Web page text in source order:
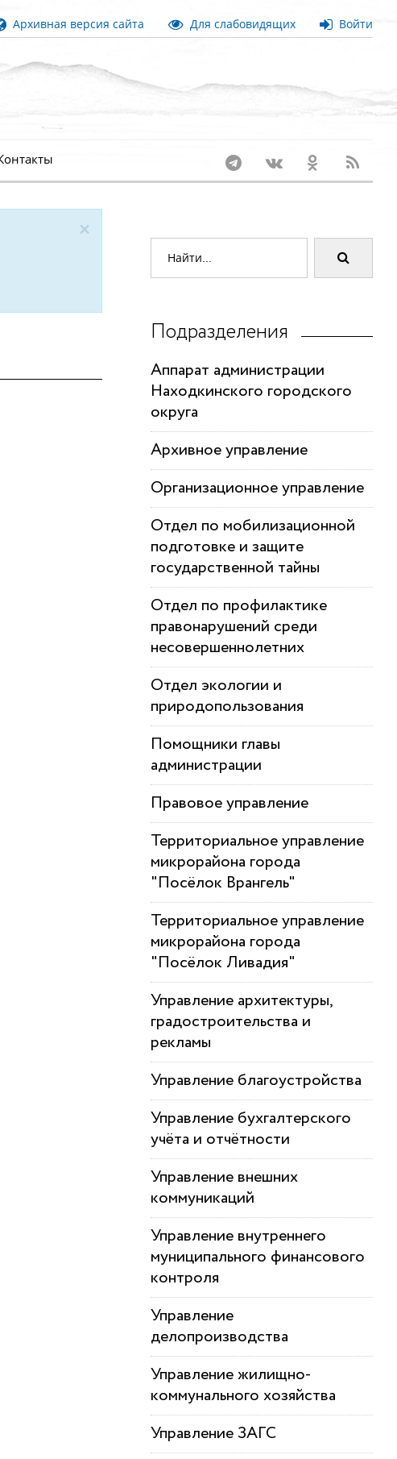
Архивная версия сайта Для слабовидящих Войти
×
Подразделения
Аппарат администрации
Находкинского городского
округа
Архивное управление
Организационное управление
Отдел по мобилизационной
подготовке и защите
государственной тайны
Отдел по профилактике
правонарушений среди
несовершеннолетних
Отдел экологии и
природопользования
Помощники главы
администрации
Правовое управление
Территориальное управление
микрорайона города
"Посёлок Врангель"
Территориальное управление
микрорайона города
"Посёлок Ливадия"
Управление архитектуры,
градостроительства и
рекламы
Управление благоустройства
Управление бухгалтерского
учёта и отчётности
Управление внешних
коммуникаций
Управление внутреннего
муниципального финансового
контроля
Управление
делопроизводства
Управление жилищно-
коммунального хозяйства
Управление ЗАГС